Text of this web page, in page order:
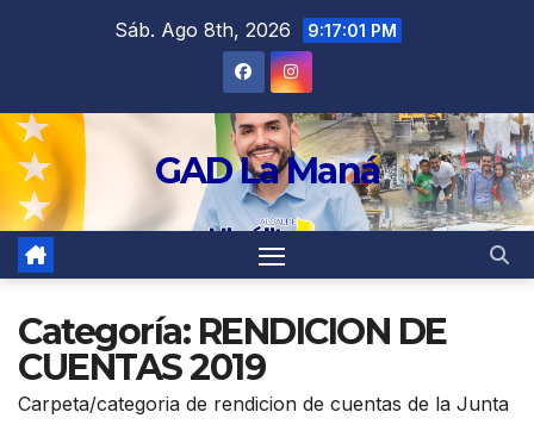
Sáb. Ago 8th, 2026 9:17:02 PM
GAD La Maná
Categoría: RENDICION DE
CUENTAS 2019
Carpeta/categoria de rendicion de cuentas de la Junta